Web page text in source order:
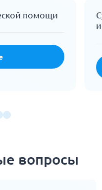
помощи
вопросы